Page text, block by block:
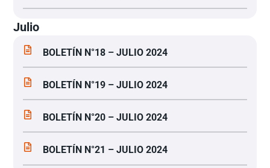
Julio
BOLETÍN N°18 – JULIO 2024
BOLETÍN N°19 – JULIO 2024
BOLETÍN N°20 – JULIO 2024
BOLETÍN N°21 – JULIO 2024